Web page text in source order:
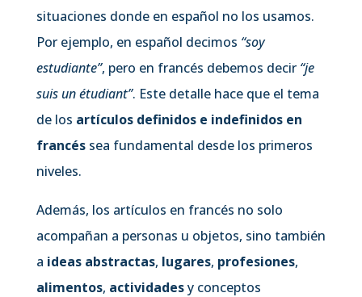
situaciones donde en español no los usamos.
Por ejemplo, en español decimos “soy
estudiante”, pero en francés debemos decir “je
suis un étudiant”. Este detalle hace que el tema
de los artículos definidos e indefinidos en
francéssea fundamental desde los primeros
niveles.
Además, los artículos en francés no solo
acompañan a personas u objetos, sino también
a ideas abstractas, lugares, profesiones,
alimentos, actividadesy conceptos